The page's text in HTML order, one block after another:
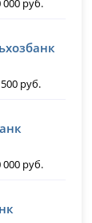
000 руб.
руб.
000 руб.